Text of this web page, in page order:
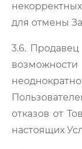
для отмены
3.6.
отказов от
настоящих